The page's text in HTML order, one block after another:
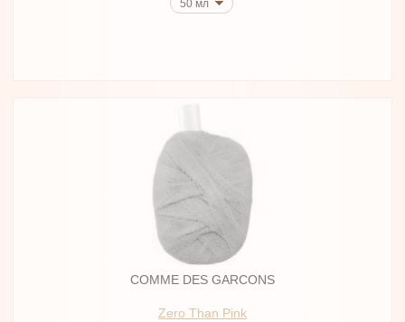
50 мл
COMME DES GARCONS
Zero Than Pink